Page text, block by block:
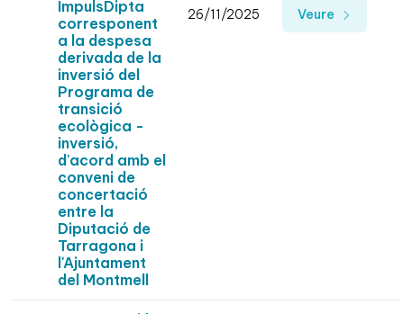
ImpulsDipta
corresponent
a la despesa
derivada de la
inversió del
Programa de
transició
ecològica -
inversió,
d'acord amb el
conveni de
concertació
entre la
Diputació de
Tarragona i
l'Ajuntament
del Montmell
26/11/2025 Veure